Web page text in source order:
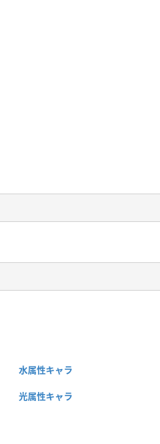
水属性キャラ
光属性キャラ